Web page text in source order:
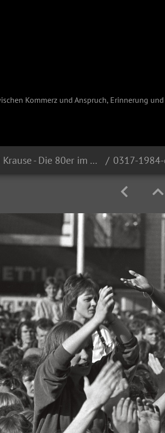
Kommerz und Anspruch, Erinnerung
Reinhard Krause - Die 80er im Ruhrgebiet 0317-